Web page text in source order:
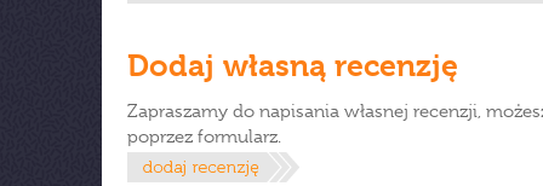
Dodaj własną recenzję
Zapraszamy do napisania własnej recenzji,
poprzez formularz.